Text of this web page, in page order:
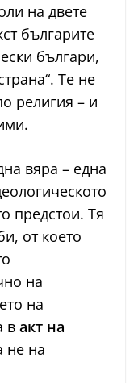
на двете
българите
българи,
Те не
религия – и
вяра – една
предстои. Тя
от което
на
на
в акт на
не на